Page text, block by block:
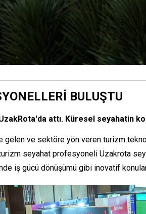
BULUŞTU
attı. Küresel seyahatin
gelen ve sektöre yön veren turizm
seyahat profesyoneli Uzakrota
iş gücü dönüşümü gibi inovatif